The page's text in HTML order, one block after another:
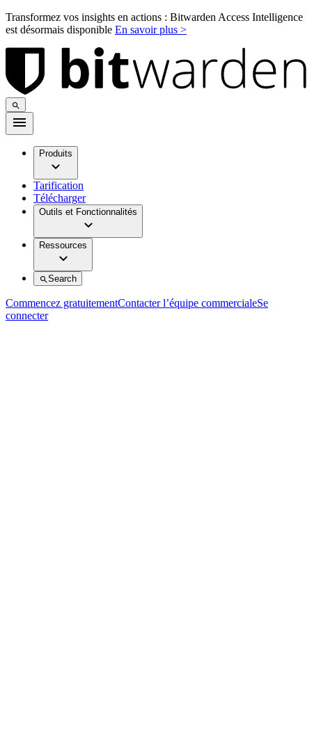
Transformez vos insights en actions : Bitwarden Access Intelligence
est désormais disponible En savoir plus >
Produits
Tarification
Télécharger
Outils et Fonctionnalités
Ressources
Search
Commencez gratuitementContacter l’équipe commercialeSe
connecter